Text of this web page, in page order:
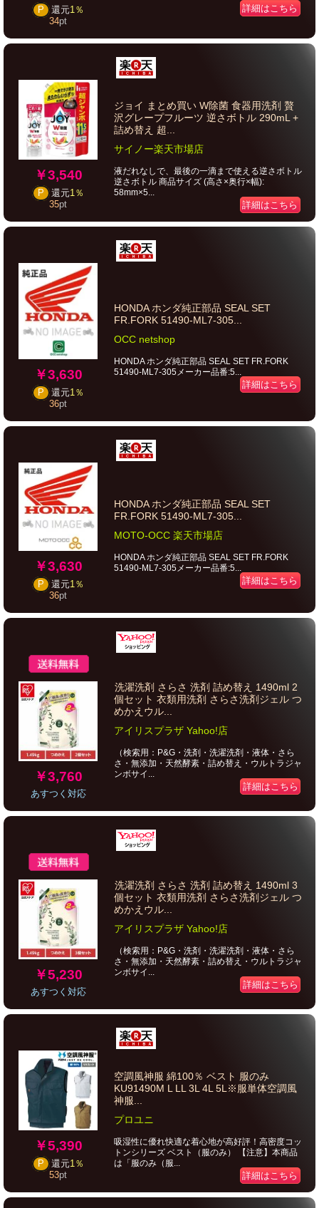
P 還元1％
34pt
詳細はこちら
￥3,540
P 還元1％
35pt
ジョイ まとめ買い W除菌 食器用洗剤 贅
沢グレープフルーツ 逆さボトル 290mL +
詰め替え 超...
サイノー楽天市場店
液だれなしで、最後の一滴まで使える逆さボトル
逆さボトル 商品サイズ (高さ×奥行×幅):
58mm×5...
詳細はこちら
￥3,630
P 還元1％
36pt
HONDA ホンダ純正部品 SEAL SET
FR.FORK 51490-ML7-305...
OCC netshop
HONDA ホンダ純正部品 SEAL SET FR.FORK
51490-ML7-305メーカー品番:5...
詳細はこちら
￥3,630
P 還元1％
36pt
HONDA ホンダ純正部品 SEAL SET
FR.FORK 51490-ML7-305...
MOTO-OCC 楽天市場店
HONDA ホンダ純正部品 SEAL SET FR.FORK
51490-ML7-305メーカー品番:5...
詳細はこちら
￥3,760
あすつく対応
洗濯洗剤 さらさ 洗剤 詰め替え 1490ml 2
個セット 衣類用洗剤 さらさ洗剤ジェル つ
めかえウル...
アイリスプラザ Yahoo!店
（検索用：P&G・洗剤・洗濯洗剤・液体・さら
さ・無添加・天然酵素・詰め替え・ウルトラジャ
ンボサイ...
詳細はこちら
￥5,230
あすつく対応
洗濯洗剤 さらさ 洗剤 詰め替え 1490ml 3
個セット 衣類用洗剤 さらさ洗剤ジェル つ
めかえウル...
アイリスプラザ Yahoo!店
（検索用：P&G・洗剤・洗濯洗剤・液体・さら
さ・無添加・天然酵素・詰め替え・ウルトラジャ
ンボサイ...
詳細はこちら
￥5,390
P 還元1％
53pt
空調風神服 綿100％ ベスト 服のみ
KU91490M L LL 3L 4L 5L※服単体空調風
神服...
プロユニ
吸湿性に優れ快適な着心地が高好評！高密度コッ
トンシリーズ ベスト（服のみ） 【注意】本商品
は「服のみ（服...
詳細はこちら